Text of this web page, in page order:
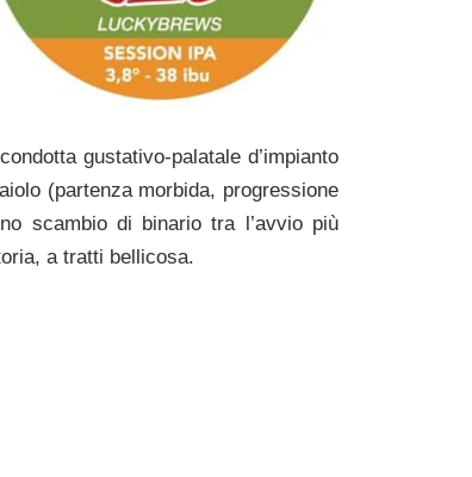
gustativo-palatale d’impianto
(partenza morbida, progressione
scambio di binario tra l’avvio più
a tratti bellicosa.